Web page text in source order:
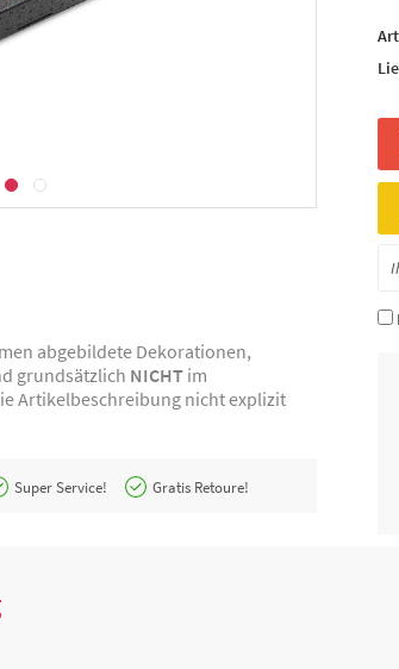
abgebildete Dekorationen,
grundsätzlich NICHT im
Artikelbeschreibung nicht explizit
Super Service! Gratis Retoure!